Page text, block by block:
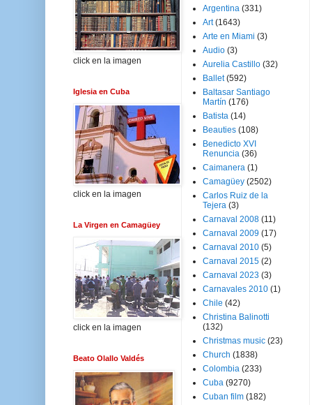
click en la imagen
Iglesia en Cuba
click en la imagen
La Virgen en Camagüey
click en la imagen
Beato Olallo Valdés
Argentina (331)
Art (1643)
Arte en Miami (3)
Audio (3)
Aurelia Castillo (32)
Ballet (592)
Baltasar Santiago
Martín (176)
Batista (14)
Beauties (108)
Benedicto XVI
Renuncia (36)
Caimanera (1)
Camagüey (2502)
Carlos Ruiz de la
Tejera (3)
Carnaval 2008 (11)
Carnaval 2009 (17)
Carnaval 2010 (5)
Carnaval 2015 (2)
Carnaval 2023 (3)
Carnavales 2010 (1)
Chile (42)
Christina Balinotti
(132)
Christmas music (23)
Church (1838)
Colombia (233)
Cuba (9270)
Cuban film (182)